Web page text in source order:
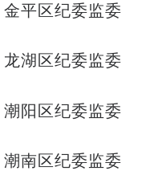
金平区纪委监委
龙湖区纪委监委
潮阳区纪委监委
潮南区纪委监委